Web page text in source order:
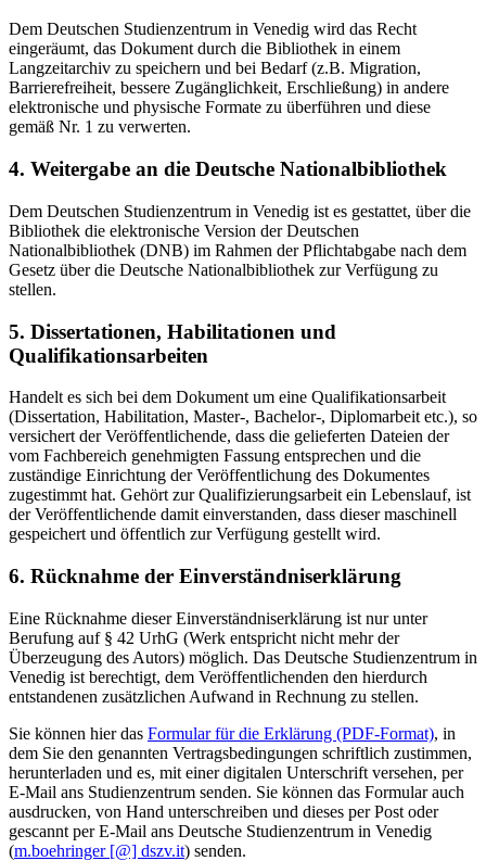
Dem Deutschen Studienzentrum in Venedig wird das Recht
eingeräumt, das Dokument durch die Bibliothek in einem
Langzeitarchiv zu speichern und bei Bedarf (z.B. Migration,
Barrierefreiheit, bessere Zugänglichkeit, Erschließung) in andere
elektronische und physische Formate zu überführen und diese
gemäß Nr. 1 zu verwerten.
4. Weitergabe an die Deutsche Nationalbibliothek
Dem Deutschen Studienzentrum in Venedig ist es gestattet, über die
Bibliothek die elektronische Version der Deutschen
Nationalbibliothek (DNB) im Rahmen der Pflichtabgabe nach dem
Gesetz über die Deutsche Nationalbibliothek zur Verfügung zu
stellen.
5. Dissertationen, Habilitationen und
Qualifikationsarbeiten
Handelt es sich bei dem Dokument um eine Qualifikationsarbeit
(Dissertation, Habilitation, Master-, Bachelor-, Diplomarbeit etc.), so
versichert der Veröffentlichende, dass die gelieferten Dateien der
vom Fachbereich genehmigten Fassung entsprechen und die
zuständige Einrichtung der Veröffentlichung des Dokumentes
zugestimmt hat. Gehört zur Qualifizierungsarbeit ein Lebenslauf, ist
der Veröffentlichende damit einverstanden, dass dieser maschinell
gespeichert und öffentlich zur Verfügung gestellt wird.
6. Rücknahme der Einverständniserklärung
Eine Rücknahme dieser Einverständniserklärung ist nur unter
Berufung auf § 42 UrhG (Werk entspricht nicht mehr der
Überzeugung des Autors) möglich. Das Deutsche Studienzentrum in
Venedig ist berechtigt, dem Veröffentlichenden den hierdurch
entstandenen zusätzlichen Aufwand in Rechnung zu stellen.
Sie können hier das Formular für die Erklärung (PDF-Format), in
dem Sie den genannten Vertragsbedingungen schriftlich zustimmen,
herunterladen und es, mit einer digitalen Unterschrift versehen, per
E-Mail ans Studienzentrum senden. Sie können das Formular auch
ausdrucken, von Hand unterschreiben und dieses per Post oder
gescannt per E-Mail ans Deutsche Studienzentrum in Venedig
(m.boehringer [@] dszv.it) senden.